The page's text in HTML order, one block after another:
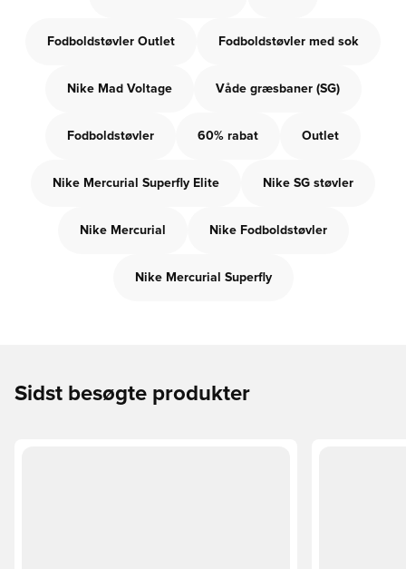
Fodboldstøvler Outlet Fodboldstøvler med sok
Nike Mad Voltage Våde græsbaner (SG)
Fodboldstøvler 60% rabat Outlet
Nike Mercurial Superfly Elite Nike SG støvler
Nike Mercurial Nike Fodboldstøvler
Nike Mercurial Superfly
Sidst besøgte produkter